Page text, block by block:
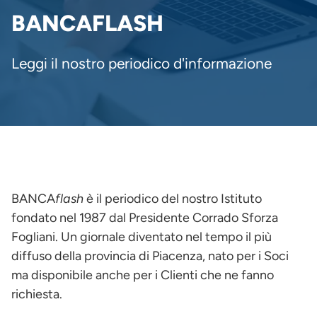
PANE
BANCAFLASH
Leggi il nostro periodico d'informazione
BANCAflashè il periodico del nostro Istituto
fondato nel 1987 dal Presidente Corrado Sforza
Fogliani. Un giornale diventato nel tempo il più
diffuso della provincia di Piacenza, nato per i Soci
ma disponibile anche per i Clienti che ne fanno
richiesta.